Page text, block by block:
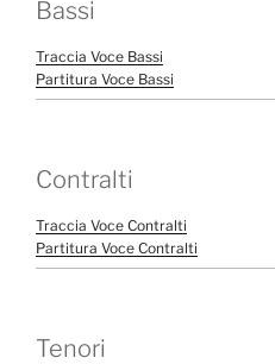
Bassi
Traccia Voce Bassi
Partitura Voce Bassi
Contralti
Traccia Voce Contralti
Partitura Voce Contralti
Tenori